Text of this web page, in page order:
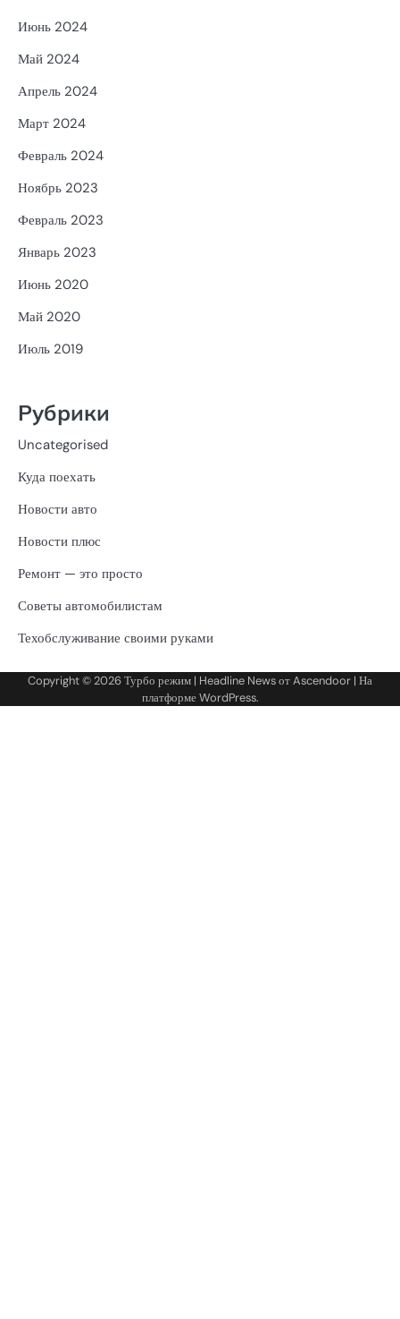
Июнь 2024
Май 2024
Апрель 2024
Март 2024
Февраль 2024
Ноябрь 2023
Февраль 2023
Январь 2023
Июнь 2020
Май 2020
Июль 2019
Рубрики
Uncategorised
Куда поехать
Новости авто
Новости плюс
Ремонт — это просто
Советы автомобилистам
Техобслуживание своими руками
Copyright © 2026Турбо режим | Headline News отAscendoor | На
платформеWordPress.